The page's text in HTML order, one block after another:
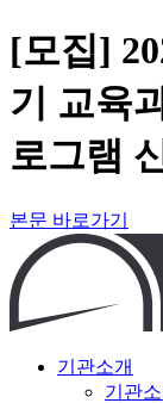
[모집]
기 교육
로그램
본문 바로가기
기관소개
기관소